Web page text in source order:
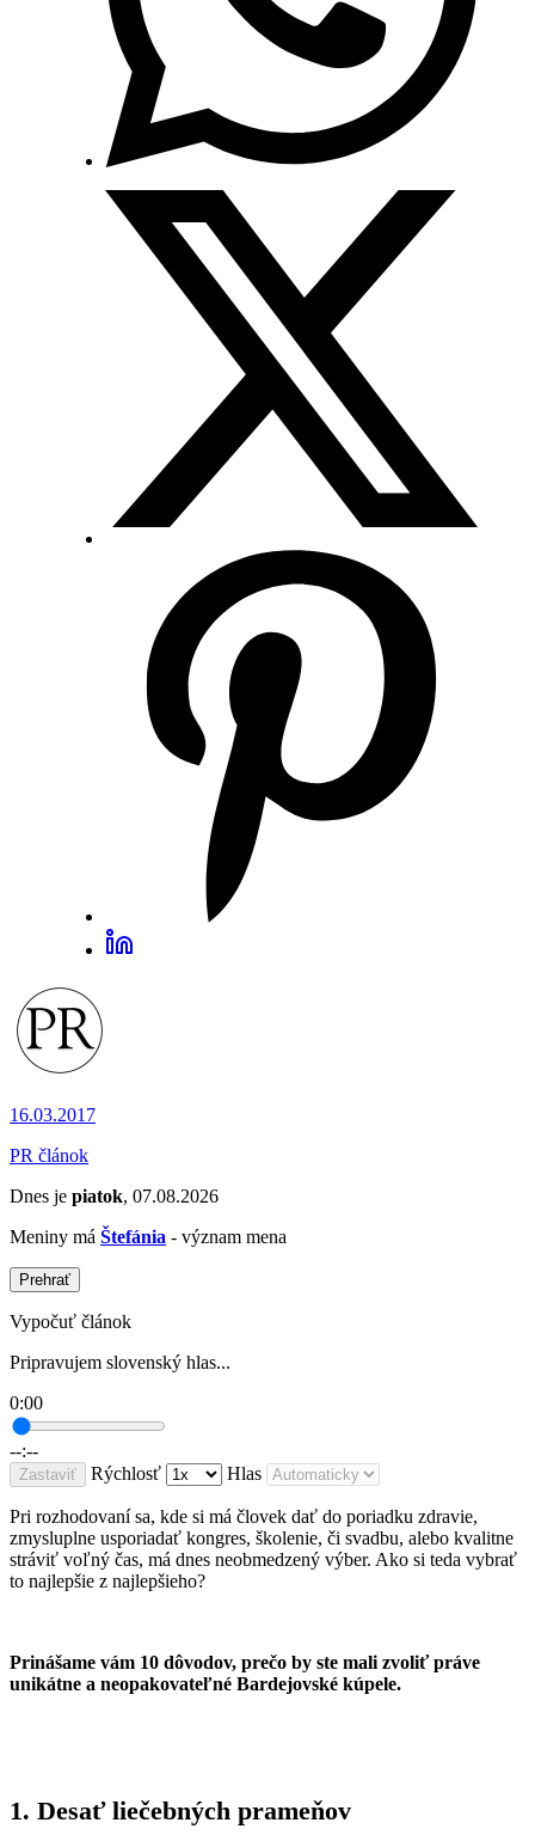
16.03.2017
PR článok
Dnes je piatok, 07.08.2026
Meniny má Štefánia - význam mena
Prehrať
Vypočuť článok
Pripravujem slovenský hlas...
0:00
--:--
Zastaviť Rýchlosť Hlas
Pri rozhodovaní sa, kde si má človek dať do poriadku zdravie,
zmysluplne usporiadať kongres, školenie, či svadbu, alebo kvalitne
stráviť voľný čas, má dnes neobmedzený výber. Ako si teda vybrať
to najlepšie z najlepšieho?
Prinášame vám 10 dôvodov, prečo by ste mali zvoliť práve
unikátne a neopakovateľné Bardejovské kúpele.
1. Desať liečebných prameňov